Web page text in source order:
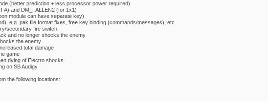
(better prediction + less processor power required)
and DM_FALLEN2 (for 1x1)
module can have separate key)
e.g. pak file format fixes, free key binding (commands/messages), etc.
secondary fire switch
and no longer shocks the enemy
the enemy
total damage
game
dying of Electro shocks
on SB Audigy
the following locations: